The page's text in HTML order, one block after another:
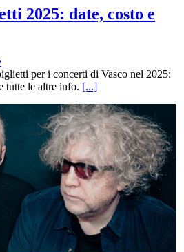
2025: date, costo e
per i concerti di Vasco nel 2025:
tutte le altre info. [...]